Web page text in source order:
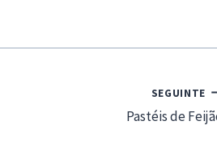
SEGUINTE
Pastéis de